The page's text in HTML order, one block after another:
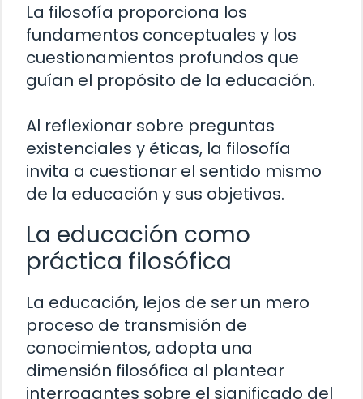
La filosofía proporciona los
fundamentos conceptuales y los
cuestionamientos profundos que
guían el propósito de la educación.
Al reflexionar sobre preguntas
existenciales y éticas, la filosofía
invita a cuestionar el sentido mismo
de la educación y sus objetivos.
La educación como
práctica filosófica
La educación, lejos de ser un mero
proceso de transmisión de
conocimientos, adopta una
dimensión filosófica al plantear
interrogantes sobre el significado del